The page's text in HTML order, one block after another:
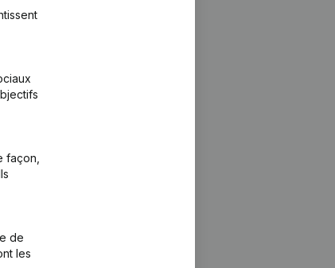
façon,
de
les